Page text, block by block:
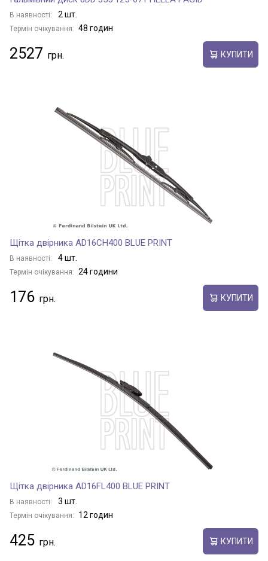
В наявності: 2 шт.
Термін очікування: 48 годин
2527 КУПИТИ
Щітка двірника AD16CH400 BLUE PRINT
В наявності: 4 шт.
Термін очікування: 24 години
176 КУПИТИ
Щітка двірника AD16FL400 BLUE PRINT
В наявності: 3 шт.
Термін очікування: 12 годин
425 КУПИТИ